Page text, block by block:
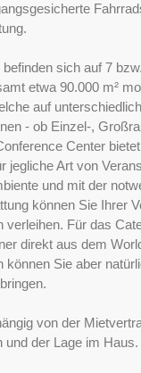
sich auf 7
etwa 90.000 m²
auf
- ob Einzel-,
Center
jegliche Art von
und mit der
können Sie Ihrer
verleihen. Für das
direkt aus dem
können Sie aber
von der
und der Lage im Haus.